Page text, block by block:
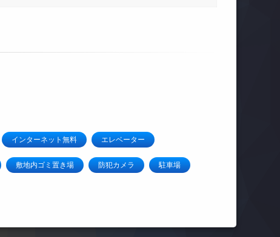
インターネット無料 エレベーター
敷地内ゴミ置き場 防犯カメラ 駐車場